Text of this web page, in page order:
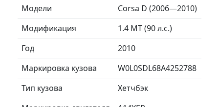
Модели
Corsa D (2006—2010)
Модификация
1.4 MT (90 л.с.)
Год
2010
Маркировка кузова
W0L0SDL68A4252788
Тип кузова
Хетчбэк